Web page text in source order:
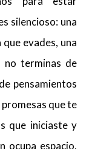
silencioso: una
evades, una
no terminas de
pensamientos
que te
que iniciaste y
ocupa espacio.